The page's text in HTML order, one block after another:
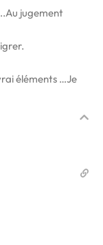
jugement
éléments …Je